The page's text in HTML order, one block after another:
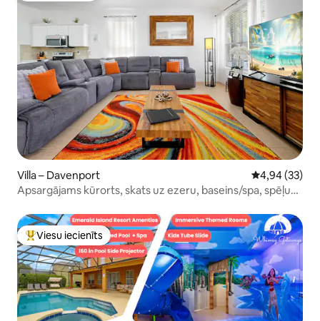
Villa – Davenport Vidējais
4,94 (33)
Apsargājams kūrorts, skats uz ezeru, baseins/spa, spēļu
Populārs viesu iecienīts mājoklis
Viesu iecienīts